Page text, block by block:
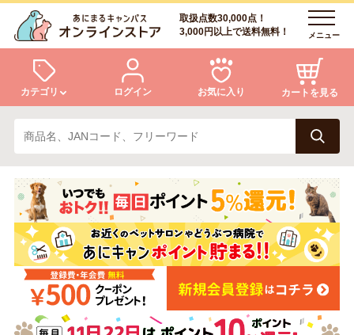
取扱点数30,000点！
3,000円以上で送料無料！
メニュー
カテゴリ
犬 猫
小動物・鳥 アクア・爬虫類・昆虫
ドッグフード キャットフード
ログイン お気に入り カートを見る
ログイン
会員登録
あにまるキャンパスについて
アフターサービス
商品リクエスト